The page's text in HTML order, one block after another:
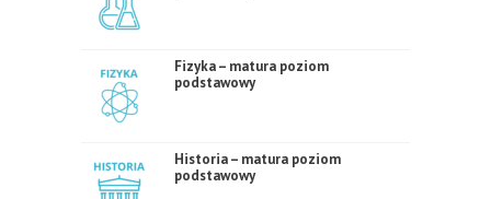
Fizyka – matura poziom
podstawowy
Historia – matura poziom
podstawowy